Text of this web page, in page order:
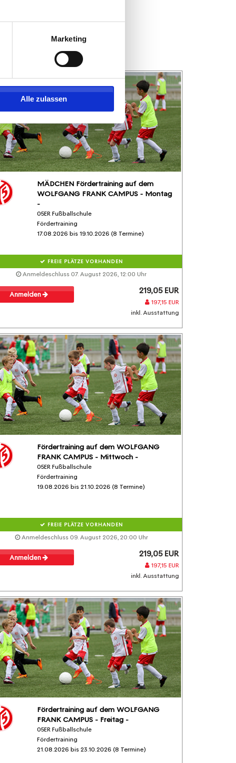
Marketing
Alle zulassen
MÄDCHEN Fördertraining auf dem
WOLFGANG FRANK CAMPUS - Montag
-
05ER Fußballschule
Fördertraining
17.08.2026 bis 19.10.2026 (8 Termine)
FREIE PLÄTZE VORHANDEN
Anmeldeschluss 07. August 2026, 12:00 Uhr
Anmelden 219,05 EUR
197,15 EUR
inkl. Ausstattung
Fördertraining auf dem WOLFGANG
FRANK CAMPUS - Mittwoch -
05ER Fußballschule
Fördertraining
19.08.2026 bis 21.10.2026 (8 Termine)
FREIE PLÄTZE VORHANDEN
Anmeldeschluss 09. August 2026, 20:00 Uhr
Anmelden 219,05 EUR
197,15 EUR
inkl. Ausstattung
Fördertraining auf dem WOLFGANG
FRANK CAMPUS - Freitag -
05ER Fußballschule
Fördertraining
21.08.2026 bis 23.10.2026 (8 Termine)